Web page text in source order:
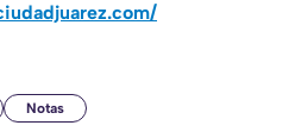
Notas